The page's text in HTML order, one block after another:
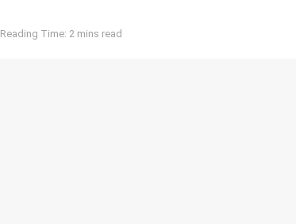
Reading Time: 2 mins read